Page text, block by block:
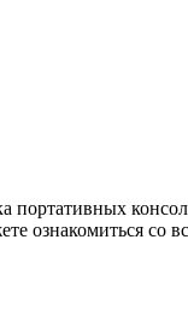
ознакомиться со